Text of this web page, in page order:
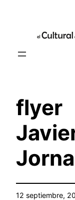
contenido
flyer
12 septiembre,